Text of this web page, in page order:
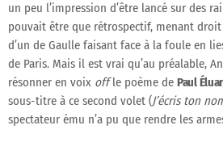
un peu l’impression d’être lancé sur des
pouvait être que rétrospectif, menant
d’un de Gaulle faisant face à la foule en
de Paris. Mais il est vrai qu’au préalable,
résonner en voix offle poème de Paul
sous-titre à ce second volet (J’écris ton
spectateur ému n’a pu que rendre les